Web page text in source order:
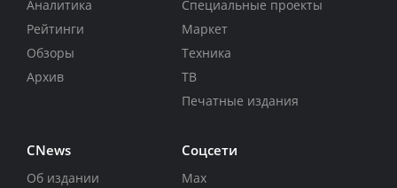
Аналитика
Рейтинги
Обзоры
Архив
Специальные проекты
Маркет
Техника
ТВ
Печатные издания
CNews
Об издании
Соцсети
Max